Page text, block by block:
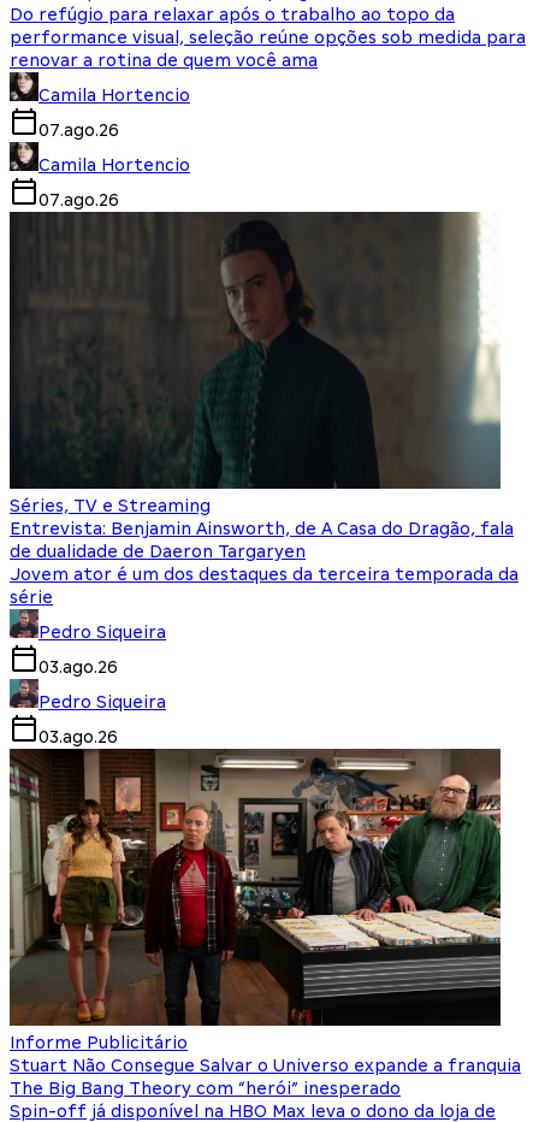
Do refúgio para relaxar após o trabalho ao topo da
performance visual, seleção reúne opções sob medida para
renovar a rotina de quem você ama
Camila Hortencio
07.ago.26
Camila Hortencio
07.ago.26
Séries, TV e Streaming
Entrevista: Benjamin Ainsworth, de A Casa do Dragão, fala
de dualidade de Daeron Targaryen
Jovem ator é um dos destaques da terceira temporada da
série
Pedro Siqueira
03.ago.26
Pedro Siqueira
03.ago.26
Informe Publicitário
Stuart Não Consegue Salvar o Universo expande a franquia
The Big Bang Theory com “herói” inesperado
Spin-off já disponível na HBO Max leva o dono da loja de